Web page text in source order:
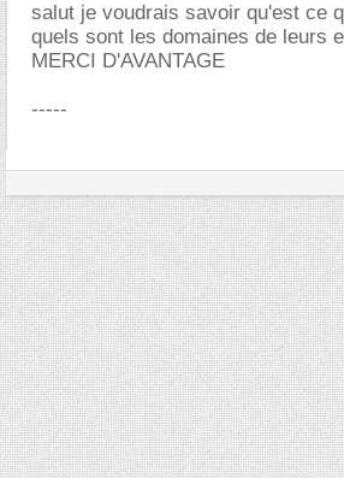
salut je voudrais savoir qu'est ce
quels sont les domaines de leurs
MERCI D'AVANTAGE
-----